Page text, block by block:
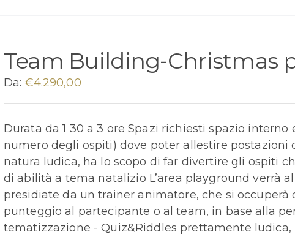
Team Building-Christmas
Da: €4.290,00
Durata da 1 30 a 3 ore Spazi richiesti spazio interno
numero degli ospiti) dove poter allestire
natura ludica, ha lo scopo di far divertire gli ospiti
di abilità a tema natalizio L’area playground verrà
presidiate da un trainer animatore, che si occuperà
punteggio al partecipante o al team, in base alla
tematizzazione - Quiz&Riddles prettamente